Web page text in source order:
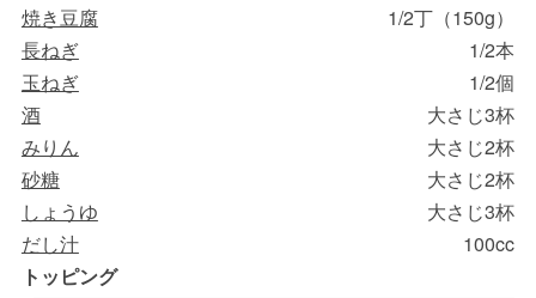
焼き豆腐
1/2丁（150g）
長ねぎ
1/2本
玉ねぎ
1/2個
酒
大さじ3杯
みりん
大さじ2杯
砂糖
大さじ2杯
しょうゆ
大さじ3杯
だし汁
100cc
トッピング